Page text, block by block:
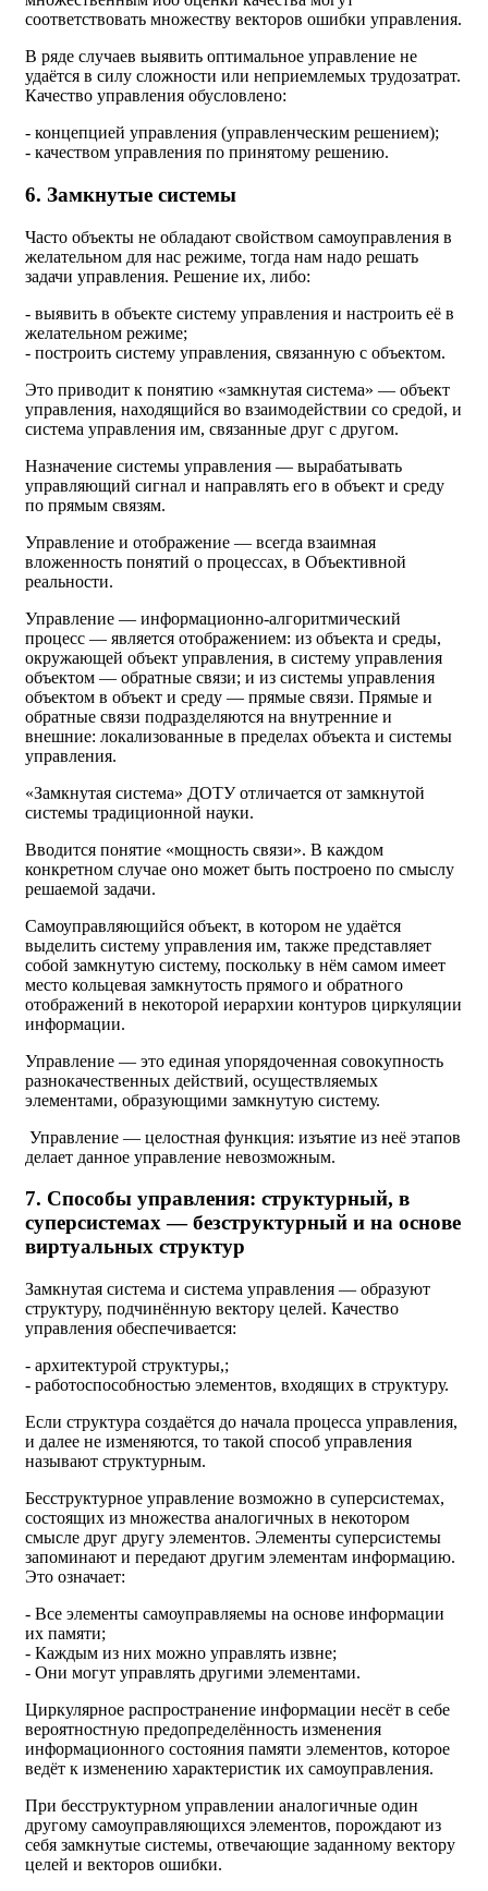
соответствовать множеству векторов ошибки управления.
В ряде случаев выявить оптимальное управление не
удаётся в силу сложности или неприемлемых трудозатрат.
Качество управления обусловлено:
- концепцией управления (управленческим решением);
- качеством управления по принятому решению.
6. Замкнутые системы
Часто объекты не обладают свойством самоуправления в
желательном для нас режиме, тогда нам надо решать
задачи управления. Решение их, либо:
- выявить в объекте систему управления и настроить её в
желательном режиме;
- построить систему управления, связанную с объектом.
Это приводит к понятию «замкнутая система» — объект
управления, находящийся во взаимодействии со средой, и
система управления им, связанные друг с другом.
Назначение системы управления — вырабатывать
управляющий сигнал и направлять его в объект и среду
по прямым связям.
Управление и отображение — всегда взаимная
вложенность понятий о процессах, в Объективной
реальности.
Управление — информационно-алгоритмический
процесс — является отображением: из объекта и среды,
окружающей объект управления, в систему управления
объектом — обратные связи; и из системы управления
объектом в объект и среду — прямые связи. Прямые и
обратные связи подразделяются на внутренние и
внешние: локализованные в пределах объекта и системы
управления.
«Замкнутая система» ДОТУ отличается от замкнутой
системы традиционной науки.
Вводится понятие «мощность связи». В каждом
конкретном случае оно может быть построено по смыслу
решаемой задачи.
Самоуправляющийся объект, в котором не удаётся
выделить систему управления им, также представляет
собой замкнутую систему, поскольку в нём самом имеет
место кольцевая замкнутость прямого и обратного
отображений в некоторой иерархии контуров циркуляции
информации.
Управление — это единая упорядоченная совокупность
разнокачественных действий, осуществляемых
элементами, образующими замкнутую систему.
Управление — целостная функция: изъятие из неё этапов
делает данное управление невозможным.
7. Способы управления: структурный, в
суперсистемах — безструктурный и на основе
виртуальных структур
Замкнутая система и система управления — образуют
структуру, подчинённую вектору целей. Качество
управления обеспечивается:
- архитектурой структуры,;
- работоспособностью элементов, входящих в структуру.
Если структура создаётся до начала процесса управления,
и далее не изменяются, то такой способ управления
называют структурным.
Бесструктурное управление возможно в суперсистемах,
состоящих из множества аналогичных в некотором
смысле друг другу элементов. Элементы суперсистемы
запоминают и передают другим элементам информацию.
Это означает:
- Все элементы самоуправляемы на основе информации
их памяти;
- Каждым из них можно управлять извне;
- Они могут управлять другими элементами.
Циркулярное распространение информации несёт в себе
вероятностную предопределённость изменения
информационного состояния памяти элементов, которое
ведёт к изменению характеристик их самоуправления.
При бесструктурном управлении аналогичные один
другому самоуправляющихся элементов, порождают из
себя замкнутые системы, отвечающие заданному вектору
целей и векторов ошибки.